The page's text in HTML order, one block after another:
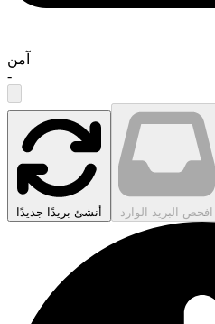
آمن
-
أنشئ بريدًا جديدًا افحص البريد الوارد